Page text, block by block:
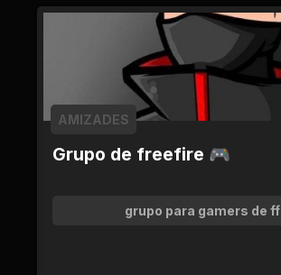
Grupo de freefire 🎮
AMIZADES
grupo para gamers de ff